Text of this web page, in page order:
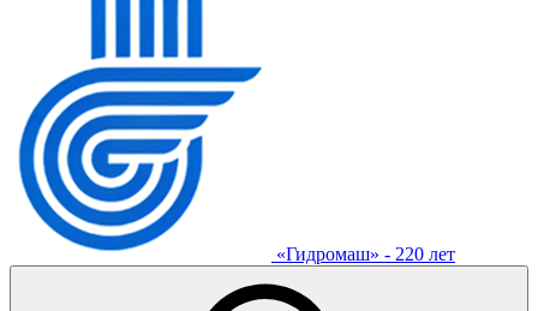
«Гидромаш» - 220 лет